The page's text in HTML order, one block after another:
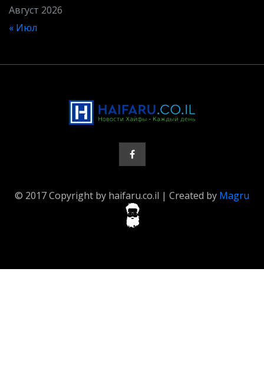
Август 2026
« Июл
© 2017 Copyright by haifaru.co.il | Created by Magru